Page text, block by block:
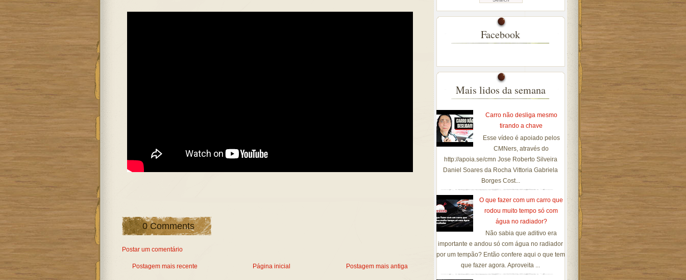
0 Comments
Postar um comentário
Postagem mais recente Postagem mais antiga
Página inicial
Facebook
Mais lidos da semana
Carro não desliga mesmo
tirando a chave
Esse vídeo é apoiado pelos
CMNers, através do
http://apoia.se/cmn Jose Roberto Silveira
Daniel Soares da Rocha Vittoria Gabriela
Borges Cost...
O que fazer com um carro que
rodou muito tempo só com
água no radiador?
Não sabia que aditivo era
importante e andou só com água no radiador
por um tempão? Então confere aqui o que tem
que fazer agora. Aproveita ...